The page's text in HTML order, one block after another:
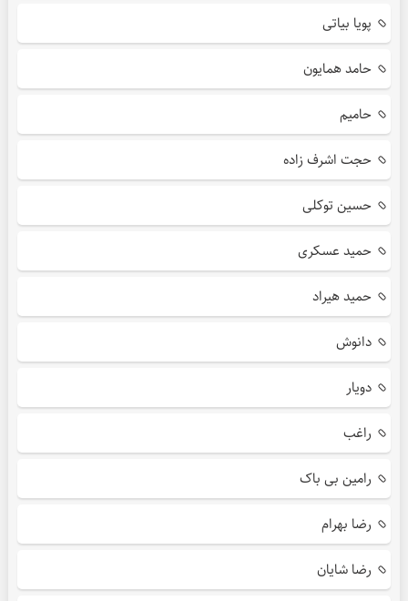
پویا بیاتی
حامد همایون
حامیم
حجت اشرف زاده
حسین توکلی
حمید عسکری
حمید هیراد
دانوش
دویار
راغب
رامین بی باک
رضا بهرام
رضا شایان